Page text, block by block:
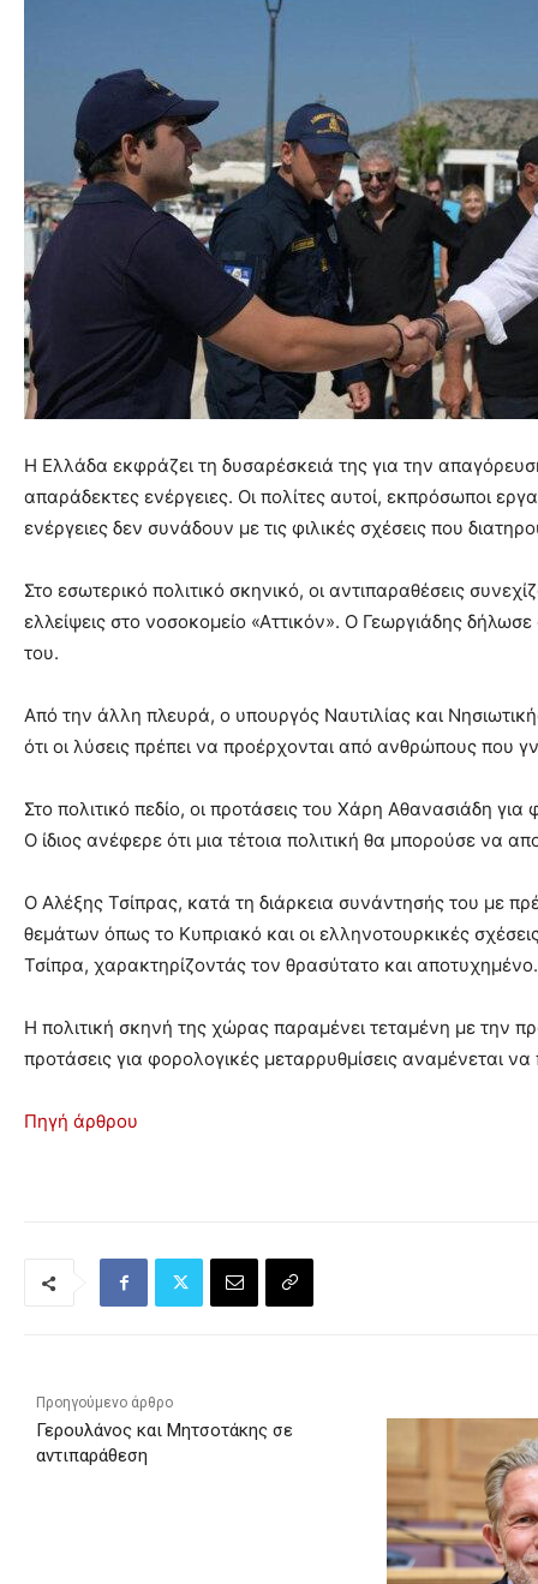
Η Ελλάδα εκφράζει τη δυσαρέσκειά της για την
απαράδεκτες ενέργειες. Οι πολίτες αυτοί, εκπρόσωποι
ενέργειες δεν συνάδουν με τις φιλικές σχέσεις που
Στο εσωτερικό πολιτικό σκηνικό, οι αντιπαραθέσεις
ελλείψεις στο νοσοκομείο «Αττικόν». Ο Γεωργιάδης δήλωσε
του.
Από την άλλη πλευρά, ο υπουργός Ναυτιλίας και
ότι οι λύσεις πρέπει να προέρχονται από ανθρώπους που
Στο πολιτικό πεδίο, οι προτάσεις του Χάρη Αθανασιάδη
Ο ίδιος ανέφερε ότι μια τέτοια πολιτική θα μπορούσε να
Ο Αλέξης Τσίπρας, κατά τη διάρκεια συνάντησής του με
θεμάτων όπως το Κυπριακό και οι ελληνοτουρκικές
Τσίπρα, χαρακτηρίζοντάς τον θρασύτατο και αποτυχημένο.
Η πολιτική σκηνή της χώρας παραμένει τεταμένη με την
προτάσεις για φορολογικές μεταρρυθμίσεις αναμένεται
Πηγή άρθρου
Προηγούμενο άρθρο
Γερουλάνος και Μητσοτάκης σε
αντιπαράθεση